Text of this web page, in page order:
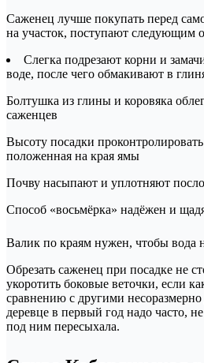
Саженец лучше покупать перед
на участок, поступают следующим
Слегка подрезают корни и
воде, после чего обмакивают в
Болтушка из глины и коровяка
саженцев
Высоту посадки
положенная на края ямы
Почву насыпают и уплотняют
Способ «восьмёрка» надёжен и
Валик по краям нужен, чтобы вода
Обрезать саженец при посадке не
укоротить боковые веточки, если
сравнению с другими
деревце в первый год надо часто,
под ним пересыхала.